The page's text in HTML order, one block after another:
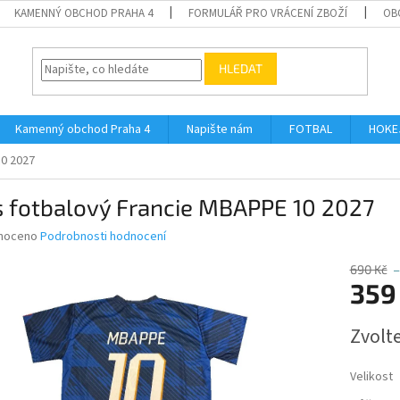
KAMENNÝ OBCHOD PRAHA 4 FORMULÁŘ PRO VRÁCENÍ ZBOŽÍ
HLEDAT
Kamenný obchod Praha 4 Napište nám FOTBAL
2027
fotbalový Francie MBAPPE 10 2027
Podrobnosti hodnocení
690 Kč
cena:
Velikost